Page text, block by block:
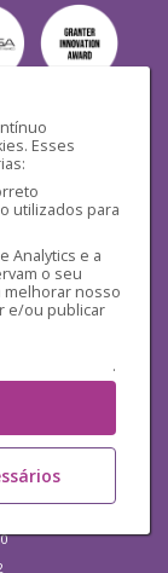
Esses
utilizados para
Analytics e a
o seu
melhorar nosso
e/ou publicar
.